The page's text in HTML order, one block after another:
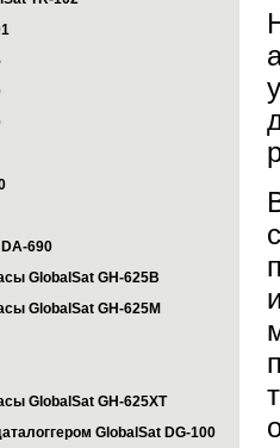
690
GlobalSat GH-625B
GlobalSat GH-625M
GlobalSat GH-625XT
GlobalSat DG-100